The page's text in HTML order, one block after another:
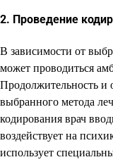
2. Проведение
В зависимости от
может проводиться
Продолжительность и
выбранного метода
кодирования врач
воздействует на
использует